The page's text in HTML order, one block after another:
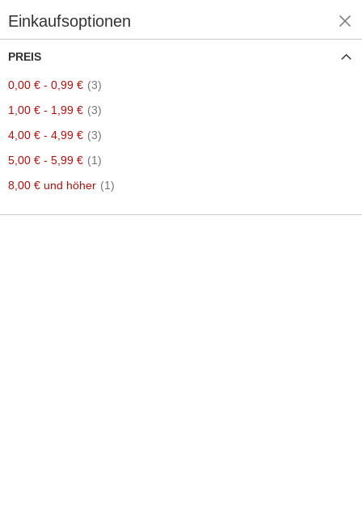
Einkaufsoptionen
PREIS
0,00 € - 0,99 € 3Artikel
1,00 € - 1,99 € 3Artikel
4,00 € - 4,99 € 3Artikel
5,00 € - 5,99 € 1Artikel
8,00 € und höher 1Artikel